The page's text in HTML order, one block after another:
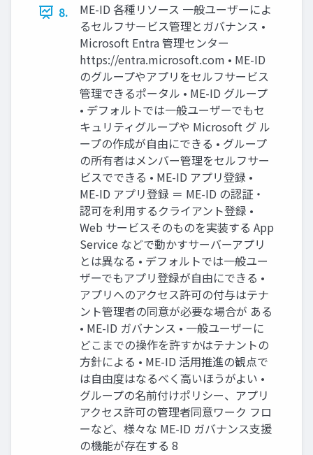
8.
ME-ID 各種リソース 一般ユーザーによ
るセルフサービス管理とガバナンス •
Microsoft Entra 管理センター
https://entra.microsoft.com • ME-ID
のグループやアプリをセルフサービス
管理できるポータル • ME-ID グループ
• デフォルトでは一般ユーザーでもセ
キュリティグループや Microsoft グ ル
ープの作成が自由にできる • グループ
の所有者はメンバー管理をセルフサー
ビスでできる • ME-ID アプリ登録 •
ME-ID アプリ登録 ＝ ME-ID の認証・
認可を利用するクライアント登録 •
Web サービスそのものを実装する App
Service などで動かすサーバーアプリ
とは異なる • デフォルトでは一般ユー
ザーでもアプリ登録が自由にできる •
アプリへのアクセス許可の付与はテナ
ント管理者の同意が必要な場合が ある
• ME-ID ガバナンス • 一般ユーザーに
どこまでの操作を許すかはテナントの
方針による • ME-ID 活用推進の観点で
は自由度はなるべく高いほうがよい •
グループの名前付けポリシー、アプリ
アクセス許可の管理者同意ワーク フロ
ーなど、様々な ME-ID ガバナンス支援
の機能が存在する 8